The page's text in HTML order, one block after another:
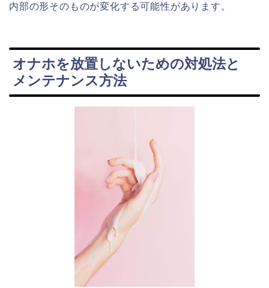
内部の形そのものが変化する可能性があります。
オナホを放置しないための対処法と
メンテナンス方法